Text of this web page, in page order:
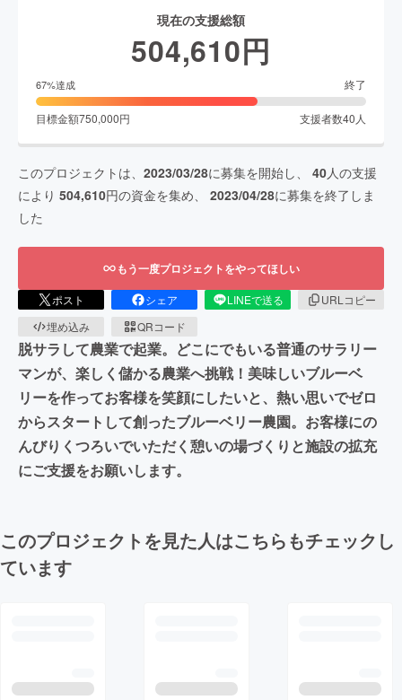
現在の支援総額
504,610円
67%達成 終了
目標金額750,000円 支援者数40 人
このプロジェクトは、 2023/03/28に募集を開始し、 40人の支援
により 504,610円の資金を集め、 2023/04/28に募集を終了しま
した
もう一度プロジェクトをやってほしい
ポスト シェア LINEで送る
URLコピー
埋め込み
QRコード
脱サラして農業で起業。どこにでもいる普通のサラリー
マンが、楽しく儲かる農業へ挑戦！美味しいブルーベ
リーを作ってお客様を笑顔にしたいと、熱い思いでゼロ
からスタートして創ったブルーベリー農園。お客様にの
んびりくつろいでいただく憩いの場づくりと施設の拡充
にご支援をお願いします。
このプロジェクトを見た人はこちらもチェックし
ています